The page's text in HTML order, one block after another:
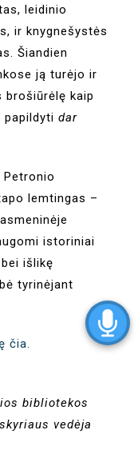
leidinio
ir knygnešystės
Šiandien
ją turėjo ir
brošiūrėlę kaip
papildytidar
lemtingas –
istoriniai
išlikę
tyrinėjant
čia.
bibliotekos
vedėja